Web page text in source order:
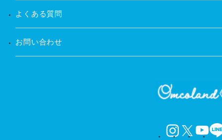
よくある質問
お問い合わせ
instagram
X YouTubeLINE